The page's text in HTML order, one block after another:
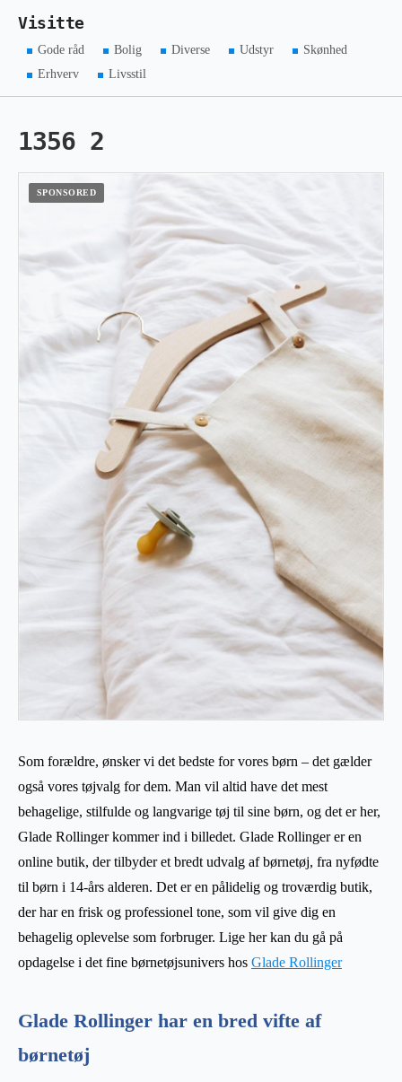
Visitte
Gode råd Bolig Diverse Udstyr
Skønhed
Erhverv
Livsstil
1356 2
Som forældre, ønsker vi det bedste for vores børn – det gælder
også vores tøjvalg for dem. Man vil altid have det mest
behagelige, stilfulde og langvarige tøj til sine børn, og det er her,
Glade Rollinger kommer ind i billedet. Glade Rollinger er en
online butik, der tilbyder et bredt udvalg af børnetøj, fra nyfødte
til børn i 14-års alderen. Det er en pålidelig og troværdig butik,
der har en frisk og professionel tone, som vil give dig en
behagelig oplevelse som forbruger. Lige her kan du gå på
opdagelse i det fine børnetøjsunivers hos Glade Rollinger
Glade Rollinger har en bred vifte af
børnetøj